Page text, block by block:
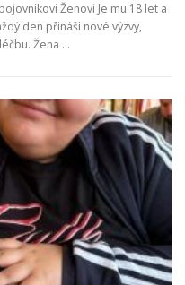
Ženovi Je mu 18 let a
den přináší nové výzvy,
Žena …